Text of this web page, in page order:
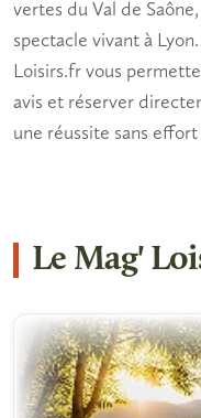
vertes du Val de
spectacle vivant à
Loisirs.fr vous
avis et réserver
une réussite sans
Le Mag'